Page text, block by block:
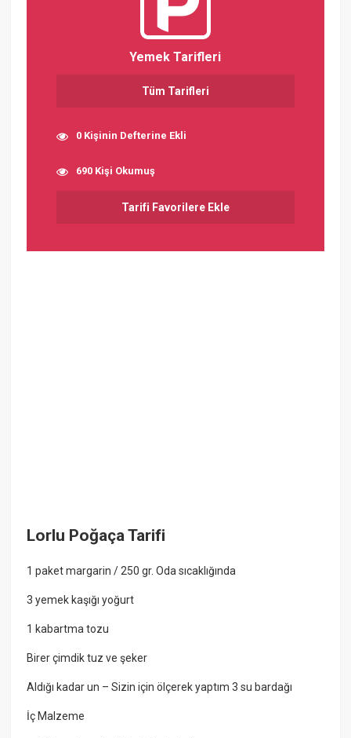
Yemek Tarifleri
Tüm Tarifleri
0 Kişinin Defterine Ekli
690 Kişi Okumuş
Tarifi Favorilere Ekle
Lorlu Poğaça Tarifi
1 paket margarin / 250 gr. Oda sıcaklığında
3 yemek kaşığı yoğurt
1 kabartma tozu
Birer çimdik tuz ve şeker
Aldığı kadar un – Sizin için ölçerek yaptım 3 su bardağı
İç Malzeme